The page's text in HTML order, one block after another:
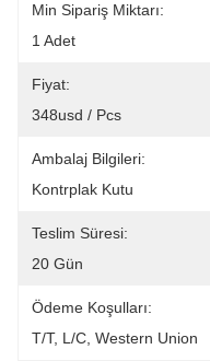
Min Sipariş Miktarı:
1 Adet
Fiyat:
348usd / Pcs
Ambalaj Bilgileri:
Kontrplak Kutu
Teslim Süresi:
20 Gün
Ödeme Koşulları:
T/T, L/C, Western Union